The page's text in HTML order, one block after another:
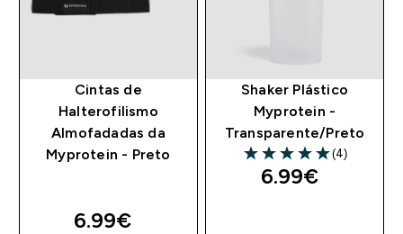
Cintas de
Halterofilismo
Almofadadas da
Myprotein - Preto
6.99€‎
Shaker Plástico
Myprotein -
Transparente/Preto
5 out of 5 stars
(4)
6.99€‎